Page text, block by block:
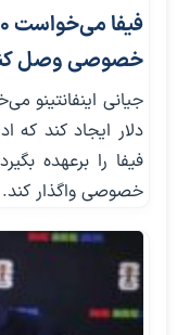
خصوصی وصل
دلار ایجاد کند که
خصوصی واگذار کند.